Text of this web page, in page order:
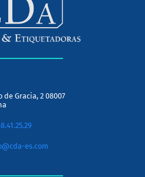
de Gracia, 2 08007
es.com